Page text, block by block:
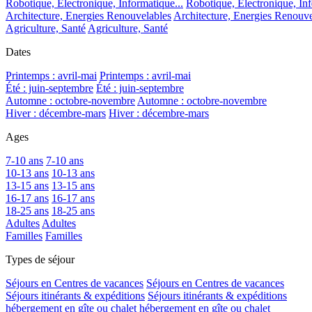
Robotique, Electronique, Informatique... Robotique, Electronique,
Architecture, Energies Renouvelables Architecture, Energies
Agriculture, Santé Agriculture, Santé
Dates
Printemps : avril-mai Printemps : avril-mai
Été : juin-septembre Été : juin-septembre
Automne : octobre-novembre Automne : octobre-novembre
Hiver : décembre-mars Hiver : décembre-mars
Ages
7-10 ans 7-10 ans
10-13 ans 10-13 ans
13-15 ans 13-15 ans
16-17 ans 16-17 ans
18-25 ans 18-25 ans
Adultes Adultes
Familles Familles
Types de séjour
Séjours en Centres de vacances Séjours en Centres de vacances
Séjours itinérants & expéditions Séjours itinérants & expéditions
hébergement en gîte ou chalet hébergement en gîte ou chalet